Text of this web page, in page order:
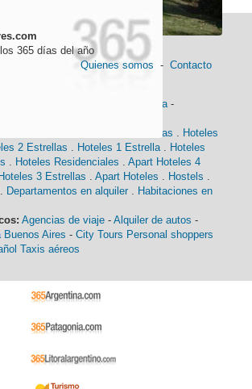
los 365 días del año
Quienes somos - Contacto
Historia -
Hoteles 4 Estrellas
Hoteles
2 Estrellas Hoteles 1 Estrella
Hoteles
Hoteles Residenciales
Apart Hoteles 4
3 Estrellas Apart Hoteles Hostels
Departamentos en alquiler
Habitaciones en
Agencias de viaje - Alquiler de autos -
Aires - City Tours Personal shoppers
Taxis aéreos